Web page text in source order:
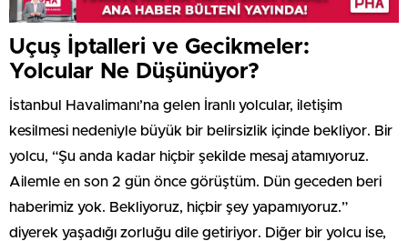
Uçuş İptalleri ve Gecikmeler:
Yolcular Ne Düşünüyor?
İstanbul Havalimanı’na gelen İranlı yolcular, iletişim
kesilmesi nedeniyle büyük bir belirsizlik içinde bekliyor. Bir
yolcu, “Şu anda kadar hiçbir şekilde mesaj atamıyoruz.
Ailemle en son 2 gün önce görüştüm. Dün geceden beri
haberimiz yok. Bekliyoruz, hiçbir şey yapamıyoruz.”
diyerek yaşadığı zorluğu dile getiriyor. Diğer bir yolcu ise,